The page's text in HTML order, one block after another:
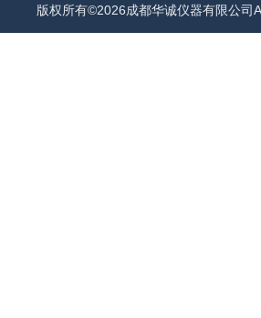
版权所有©2026成都华诚仪器有限公